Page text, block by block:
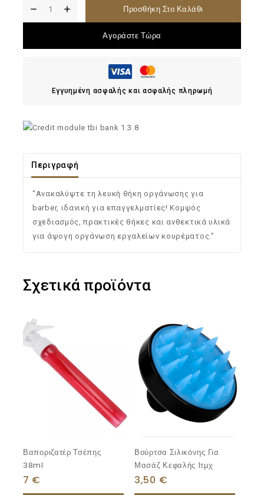
Προσθήκη Στο Καλάθι
Αγοράστε Τώρα
Εγγυημένη ασφαλής και ασφαλής πληρωμή
Περιγραφή
“Ανακαλύψτε τη λευκή θήκη οργάνωσης για
barber, ιδανική για επαγγελματίες! Κομψός
σχεδιασμός, πρακτικές θήκες και ανθεκτικά υλικά
για άψογη οργάνωση εργαλείων κουρέματος.”
Σχετικά προϊόντα
Βαποριζατέρ Τσέπης
38ml
7 €
Βούρτσα Σιλικόνης Για
Μασάζ Κεφαλής 1τμχ
3,50 €